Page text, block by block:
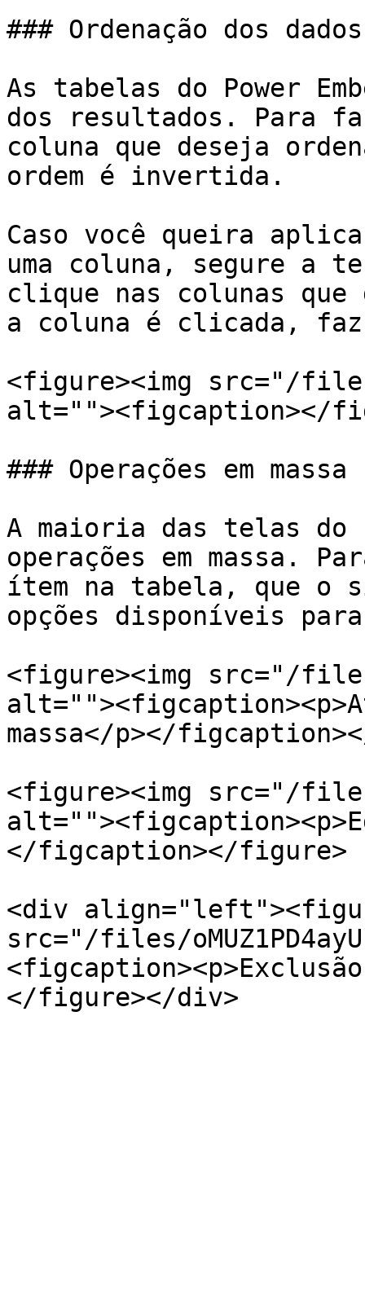
### Ordenação dos dados
As tabelas do Power
dos resultados. Para
coluna que deseja
ordem é invertida.
Caso você queira
uma coluna, segure a
clique nas colunas que
a coluna é clicada, faz
<figure><img src="/files/
alt=""><figcaption></
### Operações em massa
A maioria das telas do
operações em massa.
ítem na tabela, que o
opções disponíveis para
<figure><img src="/files/
massa</p></
<figure><img src="/files/
</figcaption></figure>
<div
src="/files/